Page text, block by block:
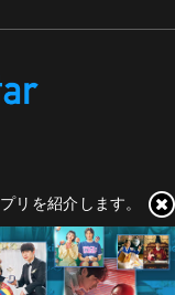
リを紹介します。